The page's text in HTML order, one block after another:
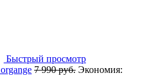
Быстрый просмотр
7 990 руб. Экономия: